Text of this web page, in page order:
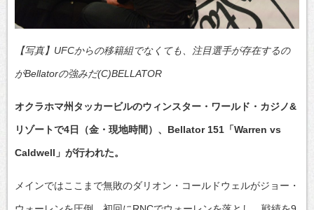
【写真】UFCからの移籍組でなくても、注目選手が存在するの
がBellatorの強みだ(C)BELLATOR
オクラホマ州タッカービルのウィンスター・ワールド・カジノ&
リゾートで4日（金・現地時間）、Bellator 151「Warren vs
Caldwell」が行われた。
メインではここまで無敗のダリオン・コールドウェルがジョー・